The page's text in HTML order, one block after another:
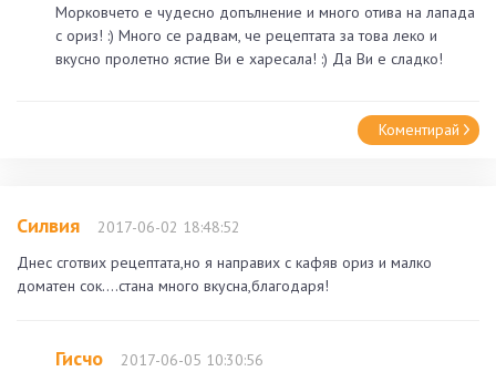
Морковчето е чудесно допълнение и много отива на лапада
с ориз! :) Много се радвам, че рецептата за това леко и
вкусно пролетно ястие Ви е харесала! :) Да Ви е сладко!
Коментирай
Силвия
2017-06-02 18:48:52
Днес сготвих рецептата,но я направих с кафяв ориз и малко
доматен сок....стана много вкусна,благодаря!
Гисчо
2017-06-05 10:30:56